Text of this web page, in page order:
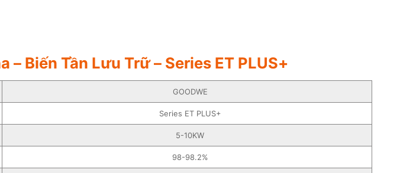
Biến Tần Lưu Trữ – Series ET PLUS+
GOODWE
Series ET PLUS+
5-10KW
98-98.2%